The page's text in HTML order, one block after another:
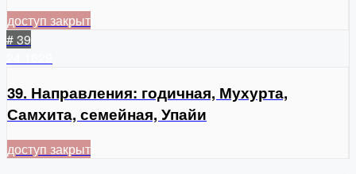
доступ закрыт
# 39
39. Направления: годичная, Мухурта,
Самхита, семейная, Упайи
доступ закрыт